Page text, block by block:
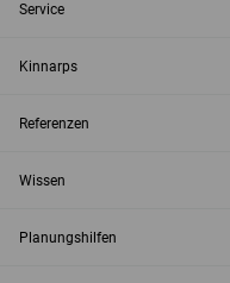
Service
Kinnarps
Referenzen
Wissen
Planungshilfen